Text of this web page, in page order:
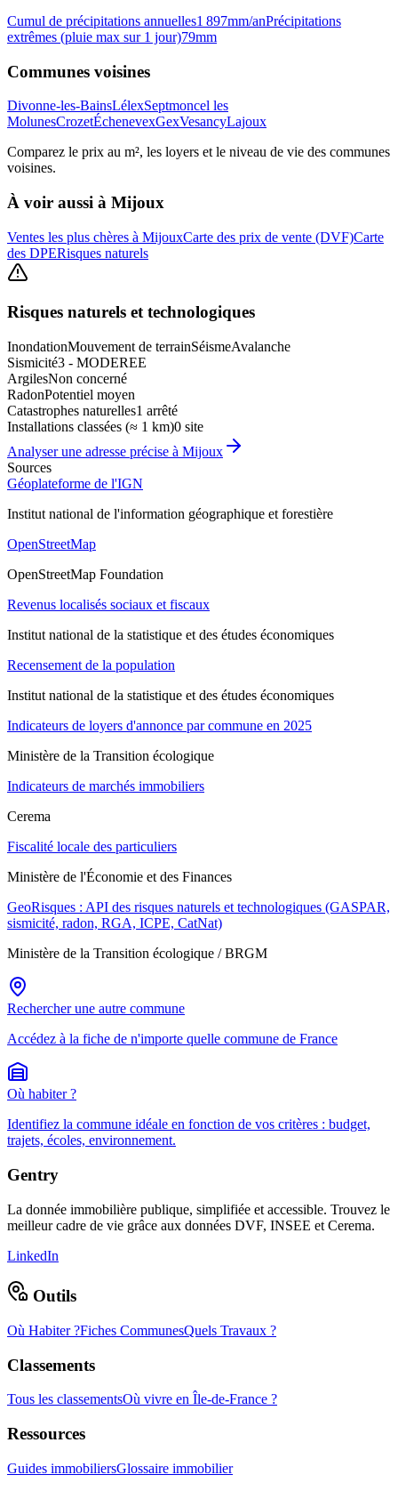
Cumul de précipitations annuelles1 897mm/anPrécipitations
extrêmes (pluie max sur 1 jour)79mm
Communes voisines
Divonne-les-BainsLélexSeptmoncel les
MolunesCrozetÉchenevexGexVesancyLajoux
Comparez le prix au m², les loyers et le niveau de vie des communes
voisines.
À voir aussi à Mijoux
Ventes les plus chères à MijouxCarte des prix de vente (DVF)Carte
des DPERisques naturels
Risques naturels et technologiques
InondationMouvement de terrainSéismeAvalanche
Sismicité3 - MODEREE
ArgilesNon concerné
RadonPotentiel moyen
Catastrophes naturelles1 arrêté
Installations classées (≈ 1 km)0 site
Analyser une adresse précise à Mijoux
Sources
Géoplateforme de l'IGN
Institut national de l'information géographique et forestière
OpenStreetMap
OpenStreetMap Foundation
Revenus localisés sociaux et fiscaux
Institut national de la statistique et des études économiques
Recensement de la population
Institut national de la statistique et des études économiques
Indicateurs de loyers d'annonce par commune en 2025
Ministère de la Transition écologique
Indicateurs de marchés immobiliers
Cerema
Fiscalité locale des particuliers
Ministère de l'Économie et des Finances
GeoRisques : API des risques naturels et technologiques (GASPAR,
sismicité, radon, RGA, ICPE, CatNat)
Ministère de la Transition écologique / BRGM
Rechercher une autre commune
Accédez à la fiche de n'importe quelle commune de France
Où habiter ?
Identifiez la commune idéale en fonction de vos critères : budget,
trajets, écoles, environnement.
Gentry
La donnée immobilière publique, simplifiée et accessible. Trouvez le
meilleur cadre de vie grâce aux données DVF, INSEE et Cerema.
LinkedIn
Outils
Où Habiter ?Fiches CommunesQuels Travaux ?
Classements
Tous les classementsOù vivre en Île-de-France ?
Ressources
Guides immobiliersGlossaire immobilier